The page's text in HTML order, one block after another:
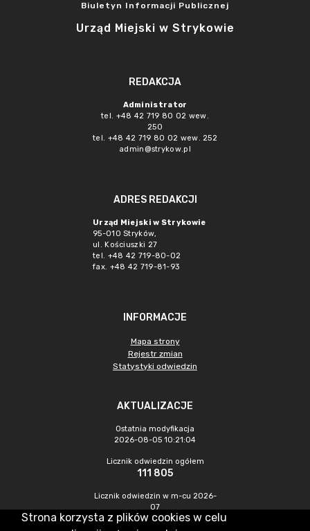
Biuletyn Informacji Publicznej
Urząd Miejski w Strykowie
REDAKCJA
Administrator
tel. +48 42 719 80 02 wew.
250
tel. +48 42 719 80 02 wew. 252
admin@strykow.pl
ADRES REDAKCJI
Urząd Miejski w Strykowie
95-010 Stryków,
ul. Kościuszki 27
tel. +48 42 719-80-02
fax. +48 42 719-81-93
INFORMACJE
Mapa strony
Rejestr zmian
Statystyki odwiedzin
AKTUALIZACJE
Ostatnia modyfikacja
2026-08-05 10:21:04
Licznik odwiedzin ogółem
111 805
Licznik odwiedzin w m-cu 2026-
07
1 914
Strona korzysta z plików cookies w celu